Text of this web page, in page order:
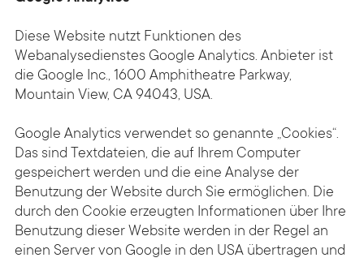
Diese Website nutzt Funktionen des
Webanalysedienstes Google Analytics. Anbieter ist
die Google Inc., 1600 Amphitheatre Parkway,
Mountain View, CA 94043, USA.
Google Analytics verwendet so genannte „Cookies“.
Das sind Textdateien, die auf Ihrem Computer
gespeichert werden und die eine Analyse der
Benutzung der Website durch Sie ermöglichen. Die
durch den Cookie erzeugten Informationen über Ihre
Benutzung dieser Website werden in der Regel an
einen Server von Google in den USA übertragen und